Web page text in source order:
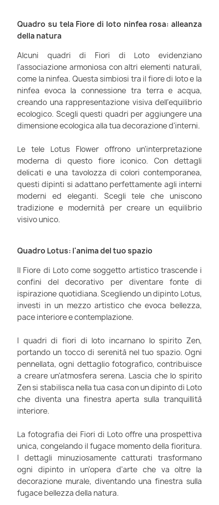
Quadro su tela Fiore di loto ninfea rosa: alleanza
della natura
Alcuni quadri di Fiori di Loto evidenziano
l'associazione armoniosa con altri elementi naturali,
come la ninfea. Questa simbiosi tra il fiore di loto e la
ninfea evoca la connessione tra terra e acqua,
creando una rappresentazione visiva dell'equilibrio
ecologico. Scegli questi quadri per aggiungere una
dimensione ecologica alla tua decorazione d'interni.
Le tele Lotus Flower offrono un'interpretazione
moderna di questo fiore iconico. Con dettagli
delicati e una tavolozza di colori contemporanea,
questi dipinti si adattano perfettamente agli interni
moderni ed eleganti. Scegli tele che uniscono
tradizione e modernità per creare un equilibrio
visivo unico.
Quadro Lotus: l'anima del tuo spazio
Il Fiore di Loto come soggetto artistico trascende i
confini del decorativo per diventare fonte di
ispirazione quotidiana. Scegliendo un dipinto Lotus,
investi in un mezzo artistico che evoca bellezza,
pace interiore e contemplazione.
I quadri di fiori di loto incarnano lo spirito Zen,
portando un tocco di serenità nel tuo spazio. Ogni
pennellata, ogni dettaglio fotografico, contribuisce
a creare un'atmosfera serena. Lascia che lo spirito
Zen si stabilisca nella tua casa con un dipinto di Loto
che diventa una finestra aperta sulla tranquillità
interiore.
La fotografia dei Fiori di Loto offre una prospettiva
unica, congelando il fugace momento della fioritura.
I dettagli minuziosamente catturati trasformano
ogni dipinto in un'opera d'arte che va oltre la
decorazione murale, diventando una finestra sulla
fugace bellezza della natura.